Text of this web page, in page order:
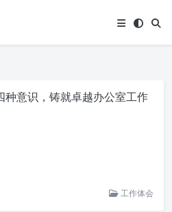
种意识，铸就卓越办公室工作
工作体会